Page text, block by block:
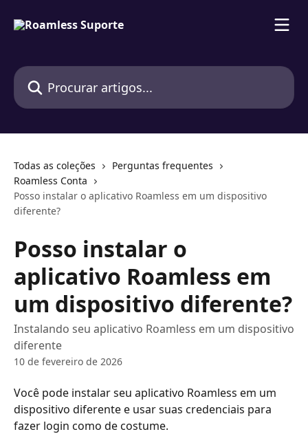
Procurar artigos...
Todas as coleções
Perguntas frequentes
Roamless Conta
Posso instalar o aplicativo Roamless em um dispositivo
diferente?
Posso instalar o
aplicativo Roamless em
um dispositivo diferente?
Instalando seu aplicativo Roamless em um dispositivo
diferente
10 de fevereiro de 2026
Você pode instalar seu aplicativo Roamless em um
dispositivo diferente e usar suas credenciais para
fazer login como de costume.